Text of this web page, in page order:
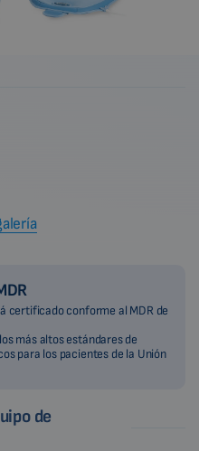
certificado conforme al MDR de
más altos estándares de
para los pacientes de la Unión
de